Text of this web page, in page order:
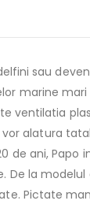
sau
marine
ventilatia
alatura
ani,
De la
Pictate